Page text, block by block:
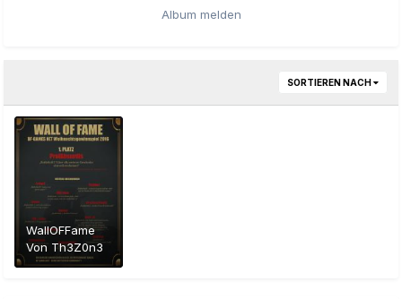
Album melden
SORTIEREN NACH
WallOFFame
Von Th3Z0n3